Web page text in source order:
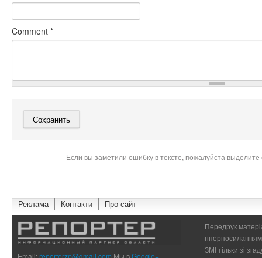
Comment *
Если вы заметили ошибку в тексте, пожалуйста
Реклама Контакти Про сайт
Email:reporterzp@gmail.com Мы вGoogle+
Передрук
ЗМІ тільки зі